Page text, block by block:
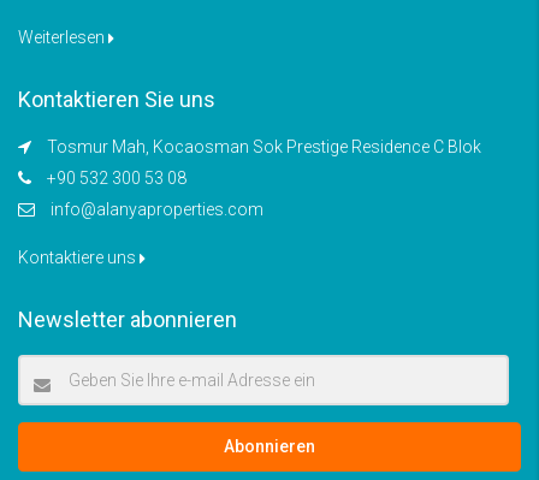
Weiterlesen
Kontaktieren Sie uns
Tosmur Mah, Kocaosman Sok Prestige Residence C Blok
+90 532 300 53 08
info@alanyaproperties.com
Kontaktiere uns
Newsletter abonnieren
Abonnieren